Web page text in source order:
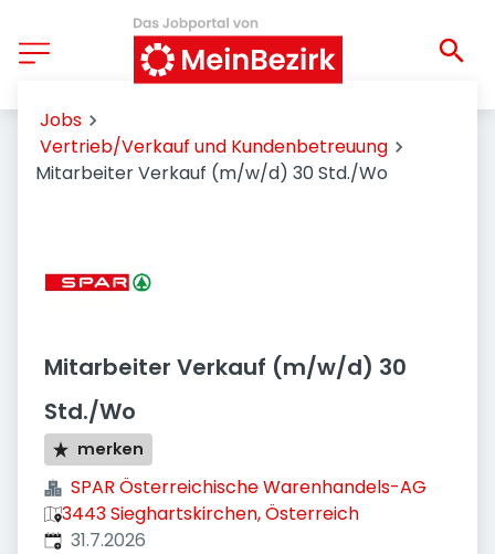
Jobs
Vertrieb/Verkauf und Kundenbetreuung
Mitarbeiter Verkauf (m/w/d) 30 Std./Wo
Mitarbeiter Verkauf (m/w/d) 30
Std./Wo
merken
SPAR Österreichische Warenhandels-AG
3443 Sieghartskirchen, Österreich
Veröffentlicht
31.7.2026